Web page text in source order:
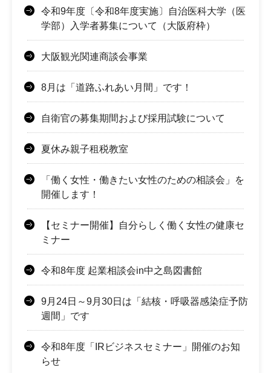
令和9年度〔令和8年度実施〕自治医科大学（医
学部）入学者募集について（大阪府枠）
大阪観光関連商談会事業
8月は「道路ふれあい月間」です！
自衛官の募集期間および採用試験について
夏休み親子租税教室
「働く女性・働きたい女性のための相談会」を
開催します！
【セミナー開催】自分らしく働く女性の健康セ
ミナー
令和8年度 起業相談会in中之島図書館
9月24日～9月30日は「結核・呼吸器感染症予防
週間」です
令和8年度「IRビジネスセミナー」開催のお知
らせ